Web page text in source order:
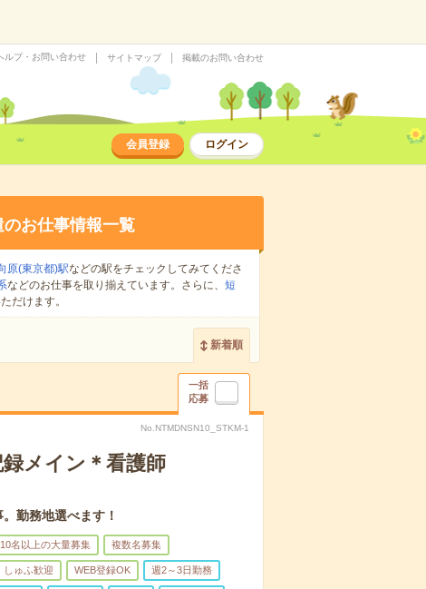
ルプ・お問い合わせ サイトマップ 掲載のお問い合わせ
会員登録 ログイン
のお仕事情報一覧
原(東京都)駅などの駅をチェックしてみてくださ
などのお仕事を取り揃えています。さらに、 短
だけます。
新着順
一括
応募
No.NTMDNSN10_STKM-1
メイン＊看護師
勤務地選べます！
10名以上の大量募集 複数名募集
しゅふ歓迎 WEB登録OK 週2～3日勤務